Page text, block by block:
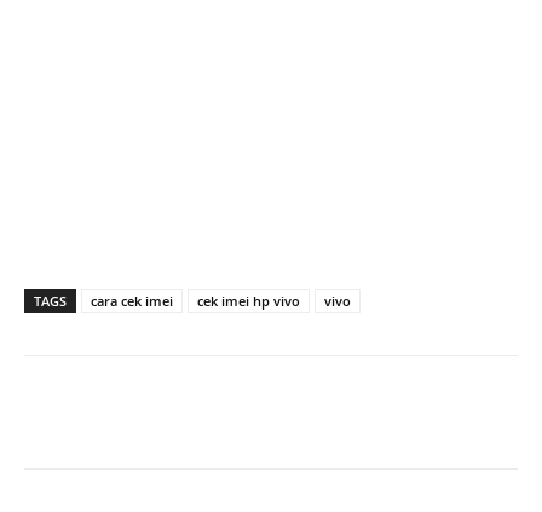
TAGS cara cek imei cek imei hp vivo vivo